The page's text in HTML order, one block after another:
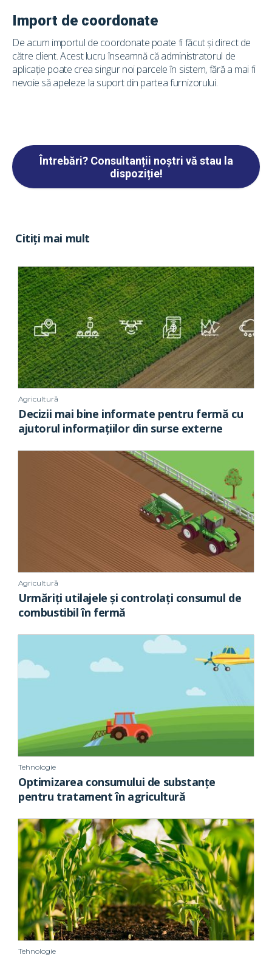
Import de coordonate
De acum importul de coordonate poate fi făcut și direct de
către client. Acest lucru înseamnă că administratorul de
aplicație poate crea singur noi parcele în sistem, fără a mai fi
nevoie să apeleze la suport din partea furnizorului.
Întrebări? Consultanții noștri vă stau la
dispoziție!
Citiți mai mult
Agricultură
Decizii mai bine informate pentru fermă cu
ajutorul informațiilor din surse externe
Agricultură
Urmăriți utilajele și controlați consumul de
combustibil în fermă
Tehnologie
Optimizarea consumului de substanțe
pentru tratament în agricultură
Tehnologie